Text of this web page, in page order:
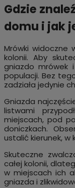
Gdzie
domu i jak
Mrówki widoczne
kolonii. Aby
gniazdo mrówek
populacji. Bez
zadziała jedynie
Gniazda
listwami
miejscach, pod
doniczkach.
ustalić kierunek,
Skuteczne
całej kolonii,
w miejscach ich
gniazda i